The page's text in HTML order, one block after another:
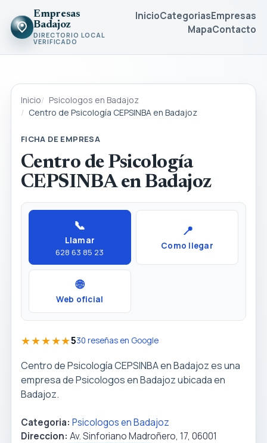
Empresas
Badajoz
DIRECTORIO LOCAL
VERIFICADO
InicioCategoriasEmpresas
MapaContacto
Inicio
Psicologos en Badajoz
Centro de Psicología CEPSINBA en Badajoz
FICHA DE EMPRESA
Centro de Psicología
CEPSINBA en Badajoz
📞
Llamar
628 63 85 23
📍
Como llegar
🌐
Web oficial
★★★★★530 reseñas en Google
Centro de Psicología CEPSINBA en Badajoz es una
empresa de Psicologos en Badajoz ubicada en
Badajoz.
Categoria: Psicologos en Badajoz
Direccion: Av. Sinforiano Madroñero, 17, 06001